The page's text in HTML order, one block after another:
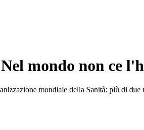
mondo non ce
mondiale della Sanità: più di